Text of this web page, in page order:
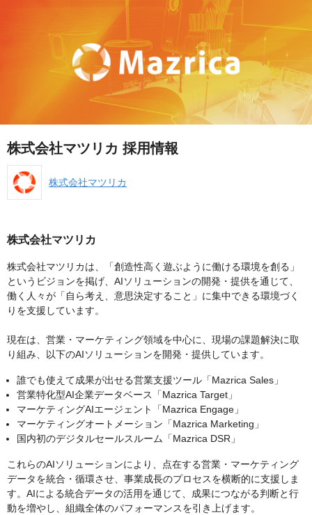
株式会社マツリカ 採用情報
株式会社マツリカ
株式会社マツリカ
株式会社マツリカは、「創造性高く遊ぶように働ける環境を創る」
というビジョンを掲げ、AIソリューションの開発・提供を通じて、
働く人々が「自ら考え、意思決定すること」に集中できる環境づく
りを支援しています。
現在は、営業・マーケティング領域を中心に、現場の課題解決に取
り組み、以下のAIソリューションを開発・提供しています。
誰でも使えて成果が出せる営業支援ツール「Mazrica Sales」
営業特化型AI企業データベース「Mazrica Target」
マーケティングAIエージェント「Mazrica Engage」
マーケティングオートメーション「Mazrica Marketing」
国内初のデジタルセールスルーム「Mazrica DSR」
これらのAIソリューションにより、点在する営業・マーケティング
データを統合・循環させ、事業成長のプロセスを横断的に支援しま
す。AIによる統合データの活用を通じて、成果につながる判断と行
動を増やし、組織全体のパフォーマンスを引き上げます。